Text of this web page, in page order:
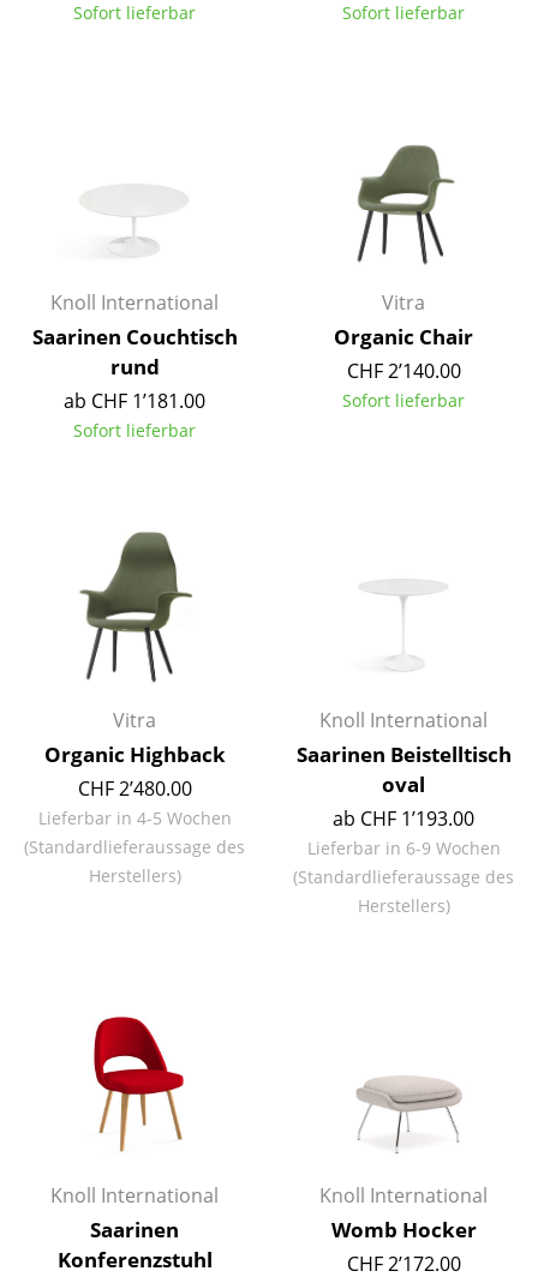
Kleinaufbewahrung
Hängeleuchten & Deckenleuchten
Stehleuchten & Leseleuchten
Bodenleuchten
Wandleuchten
Outdoor-Leuchten
Akkuleuchten
... alle Leuchten
Betten
Stapelbetten
Kinderbetten
Nachttische & Bettzubehör
... alle Betten
Uhren
Sofort lieferbar Sofort lieferbar
Knoll International
Saarinen Couchtisch
rund
ab CHF 1’181.00
Sofort lieferbar
Vitra
Organic Chair
CHF 2’140.00
Sofort lieferbar
Vitra
Organic Highback
CHF 2’480.00
Lieferbar in 4-5 Wochen
(Standardlieferaussage des
Herstellers)
Knoll International
Saarinen Beistelltisch
oval
ab CHF 1’193.00
Lieferbar in 6-9 Wochen
(Standardlieferaussage des
Herstellers)
Knoll International
Saarinen
Konferenzstuhl
Knoll International
Womb Hocker
CHF 2’172.00